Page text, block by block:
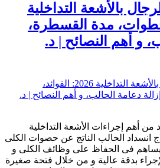
بالأشعة التداخلية
الخطوات، مدة القسطرة،
و أهم النصائح | د.
أهم إجراءات الأشعة التداخلية
انسداد الحالب الناتج عن حصوات الكلى
يساهم فى الحفاظ على وظائف الكلى و
بدقة عالية و من خلال فتحة صغيرة